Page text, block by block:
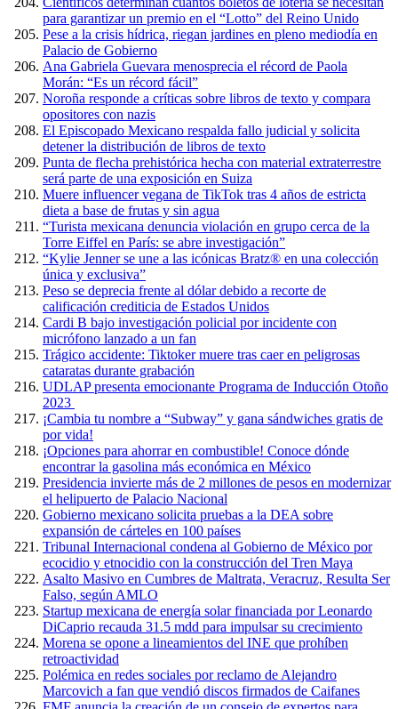
para garantizar un premio en el “Lotto” del Reino Unido
Pese a la crisis hídrica, riegan jardines en pleno mediodía en
Palacio de Gobierno
Ana Gabriela Guevara menosprecia el récord de Paola
Morán: “Es un récord fácil”
Noroña responde a críticas sobre libros de texto y compara
opositores con nazis
El Episcopado Mexicano respalda fallo judicial y solicita
detener la distribución de libros de texto
Punta de flecha prehistórica hecha con material extraterrestre
será parte de una exposición en Suiza
Muere influencer vegana de TikTok tras 4 años de estricta
dieta a base de frutas y sin agua
“Turista mexicana denuncia violación en grupo cerca de la
Torre Eiffel en París: se abre investigación”
“Kylie Jenner se une a las icónicas Bratz® en una colección
única y exclusiva”
Peso se deprecia frente al dólar debido a recorte de
calificación crediticia de Estados Unidos
Cardi B bajo investigación policial por incidente con
micrófono lanzado a un fan
Trágico accidente: Tiktoker muere tras caer en peligrosas
cataratas durante grabación
UDLAP presenta emocionante Programa de Inducción Otoño
2023
¡Cambia tu nombre a “Subway” y gana sándwiches gratis de
por vida!
¡Opciones para ahorrar en combustible! Conoce dónde
encontrar la gasolina más económica en México
Presidencia invierte más de 2 millones de pesos en modernizar
el helipuerto de Palacio Nacional
Gobierno mexicano solicita pruebas a la DEA sobre
expansión de cárteles en 100 países
Tribunal Internacional condena al Gobierno de México por
ecocidio y etnocidio con la construcción del Tren Maya
Asalto Masivo en Cumbres de Maltrata, Veracruz, Resulta Ser
Falso, según AMLO
Startup mexicana de energía solar financiada por Leonardo
DiCaprio recauda 31.5 mdd para impulsar su crecimiento
Morena se opone a lineamientos del INE que prohíben
retroactividad
Polémica en redes sociales por reclamo de Alejandro
Marcovich a fan que vendió discos firmados de Caifanes